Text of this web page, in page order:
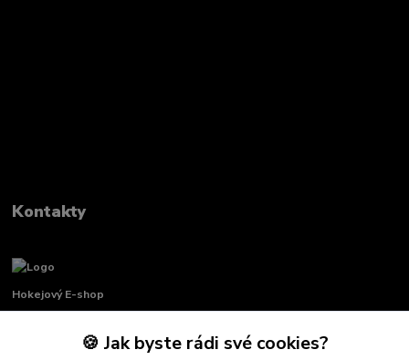
Kontakty
Hokejový E-shop
Renata Křenková
+420 739 339 689
🍪 Jak byste rádi své cookies?